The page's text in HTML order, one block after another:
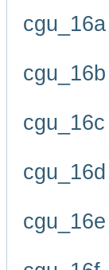
cgu_16a
cgu_16b
cgu_16c
cgu_16d
cgu_16e